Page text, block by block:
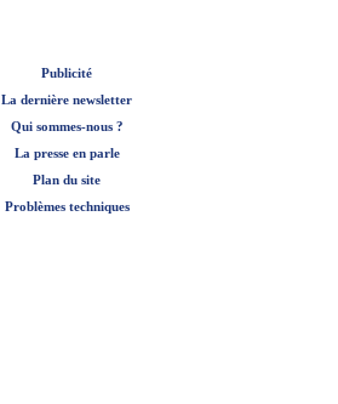
Publicité
La dernière newsletter
Qui sommes-nous ?
La presse en parle
Plan du site
Problèmes techniques